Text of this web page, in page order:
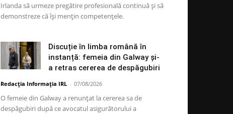
Irlanda să urmeze pregătire profesională continuă și să
demonstreze că își mențin competențele.
Discuție în limba română în
instanță: femeia din Galway și-
a retras cererea de despăgubiri
Redacția Informația IRL - 07/08/2026
O femeie din Galway a renunțat la cererea sa de
despăgubiri după ce avocatul asigurătorului a